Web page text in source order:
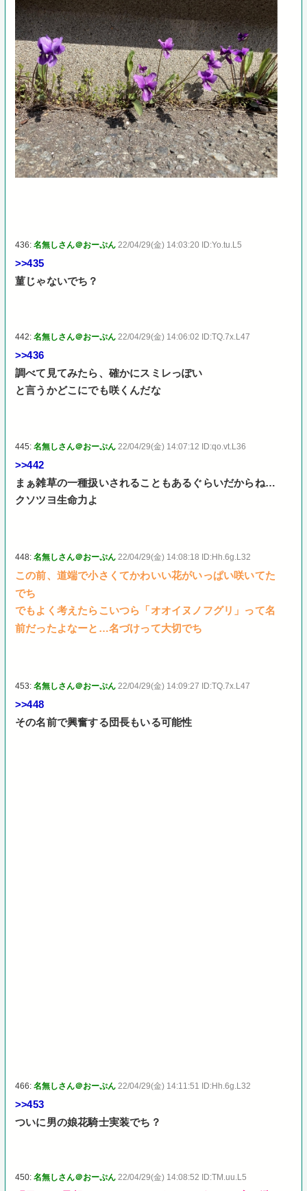
436:名無しさん＠おーぷん 22/04/29(金) 14:03:20 ID:Yo.tu.L5
>>435
菫じゃないでち？
442:名無しさん＠おーぷん 22/04/29(金) 14:06:02 ID:TQ.7x.L47
>>436
調べて見てみたら、確かにスミレっぽい
と言うかどこにでも咲くんだな
445:名無しさん＠おーぷん 22/04/29(金) 14:07:12 ID:qo.vt.L36
>>442
まぁ雑草の一種扱いされることもあるぐらいだからね…
クソツヨ生命力よ
448:名無しさん＠おーぷん 22/04/29(金) 14:08:18 ID:Hh.6g.L32
この前、道端で小さくてかわいい花がいっぱい咲いてた
でち
でもよく考えたらこいつら「オオイヌノフグリ」って名
前だったよなーと…名づけって大切でち
453:名無しさん＠おーぷん 22/04/29(金) 14:09:27 ID:TQ.7x.L47
>>448
その名前で興奮する団長もいる可能性
466:名無しさん＠おーぷん 22/04/29(金) 14:11:51 ID:Hh.6g.L32
>>453
ついに男の娘花騎士実装でち？
450:名無しさん＠おーぷん 22/04/29(金) 14:08:52 ID:TM.uu.L5